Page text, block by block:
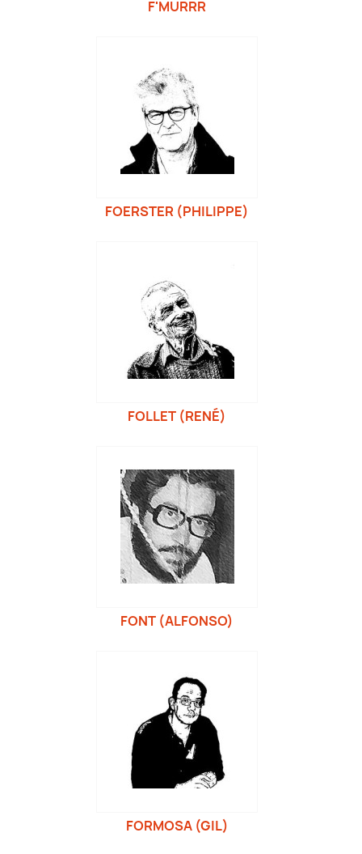
F'MURRR
FOERSTER (PHILIPPE)
FOLLET (RENÉ)
FONT (ALFONSO)
FORMOSA (GIL)